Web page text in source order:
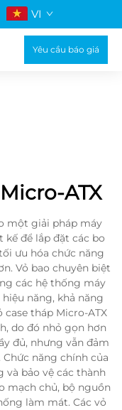
VI
Yêu cầu báo giá
ATX
một giải pháp máy
để lắp đặt các bo
ưu hóa chức năng
Vỏ bao chuyên biệt
các hệ thống máy
năng, khả năng
tháp Micro-ATX
do đó nhỏ gọn hơn
đủ, nhưng vẫn đảm
năng chính của
và bảo vệ các thành
mạch chủ, bộ nguồn
làm mát. Các vỏ